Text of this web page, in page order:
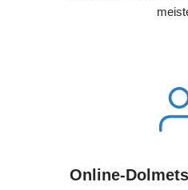
Online-